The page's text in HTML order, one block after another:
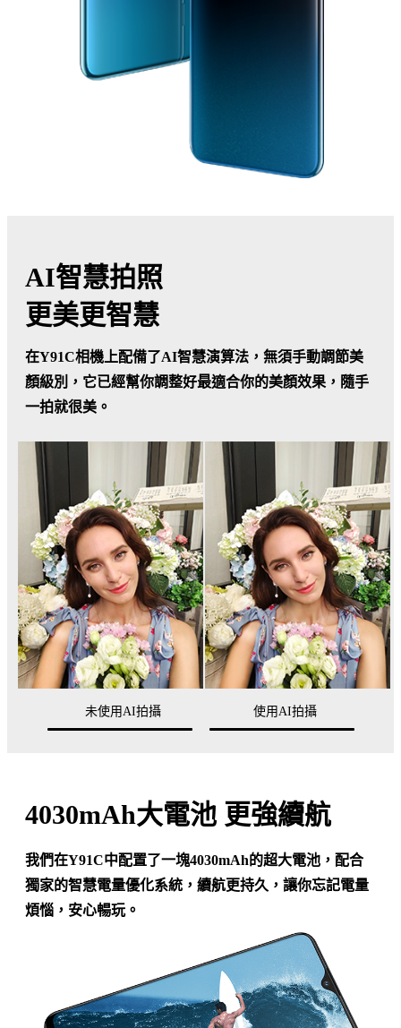
AI智慧拍照
更美更智慧
在Y91C相機上配備了AI智慧演算法，無須手動調節美
顏級別，它已經幫你調整好最適合你的美顏效果，隨手
一拍就很美。
未使用AI拍攝 使用AI拍攝
4030mAh大電池 更強續航
我們在Y91C中配置了一塊4030mAh的超大電池，配合
獨家的智慧電量優化系統，續航更持久，讓你忘記電量
煩惱，安心暢玩。